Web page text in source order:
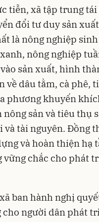
tiễn, xã tập trung tái
đổi tư duy sản
là nông nghiệp
nông nghiệp
sản xuất, hình
dâu tằm, cà phê,
phương khuyến
sản và tiêu thụ
tài nguyên. Đồng
và hoàn thiện hạ
vững chắc cho phát
ban hành nghị
người dân phát